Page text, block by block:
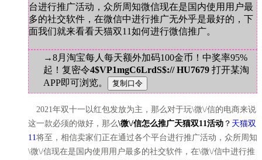
台进行推广活动，众所周知微信现在是国内使用用户最
多的社交软件，在微信中进行推广无外乎是最好的，下
面我们就来看看天猫双11如何进行微信推广。
→8月淘宝每人每天额外加码100金币！中奖率95%
起！复密令4$VP1mgC6LrdS$:// HU7679 打开某淘
APP即可浏览。
2021年双十一以红包发放为主，那么对于玩\微\/信的电商来说
这一款必须的做好，那么\微\/信怎么推广天猫双11活动 ？ 天猫双
11将至，相信卖家们正在通过各个平台进行推广活动，众所周知
\微\/信现在是国内使用用户最多的社交软件，在\微\/信中进行推